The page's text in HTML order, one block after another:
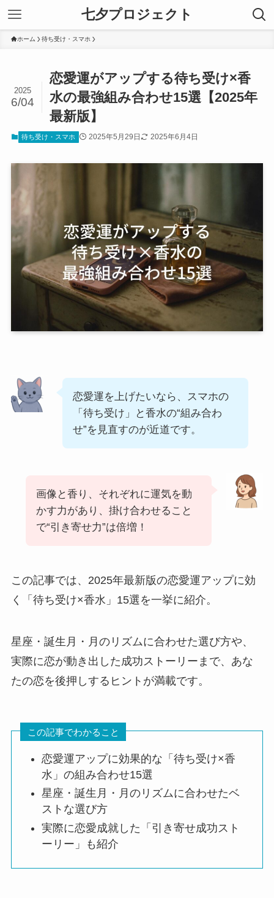
七夕プロジェクト
ホーム 待ち受け・スマホ
恋愛運がアップする待ち受け×香
水の最強組み合わせ15選【2025年
最新版】
2025
6/04
待ち受け・スマホ 2025年5月29日 2025年6月4日
恋愛運を上げたいなら、スマホの
「待ち受け」と香水の“組み合わ
せ”を見直すのが近道です。
画像と香り、それぞれに運気を動
かす力があり、掛け合わせること
で“引き寄せ力”は倍増！
この記事では、2025年最新版の恋愛運アップに効
く「待ち受け×香水」15選を一挙に紹介。
星座・誕生月・月のリズムに合わせた選び方や、
実際に恋が動き出した成功ストーリーまで、あな
たの恋を後押しするヒントが満載です。
この記事でわかること
恋愛運アップに効果的な「待ち受け×香
水」の組み合わせ15選
星座・誕生月・月のリズムに合わせたベ
ストな選び方
実際に恋愛成就した「引き寄せ成功スト
ーリー」も紹介